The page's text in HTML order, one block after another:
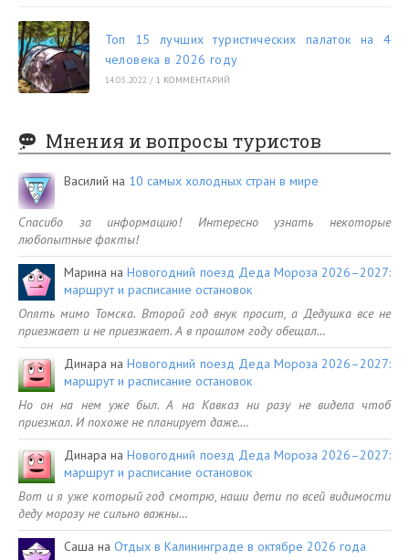
Топ 15 лучших туристических палаток на 4
человека в 2026 году
14.03.2022 / 1 КОММЕНТАРИЙ
Мнения и вопросы туристов
Василий на 10 самых холодных стран в мире
Спасибо за информацию! Интересно узнать некоторые
любопытные факты!
Марина наНовогодний поезд Деда Мороза 2026–2027:
маршрут и расписание остановок
Опять мимо Томска. Второй год внук просит, а Дедушка все не
приезжает и не приезжает. А в прошлом году обещал…
Динара наНовогодний поезд Деда Мороза 2026–2027:
маршрут и расписание остановок
Но он на нем уже был. А на Кавказ ни разу не видела чтоб
приезжал. И похоже не планирует даже.…
Динара наНовогодний поезд Деда Мороза 2026–2027:
маршрут и расписание остановок
Вот и я уже который год смотрю, наши дети по всей видимости
деду морозу не сильно важны…
Саша на Отдых в Калининграде в октябре 2026 года